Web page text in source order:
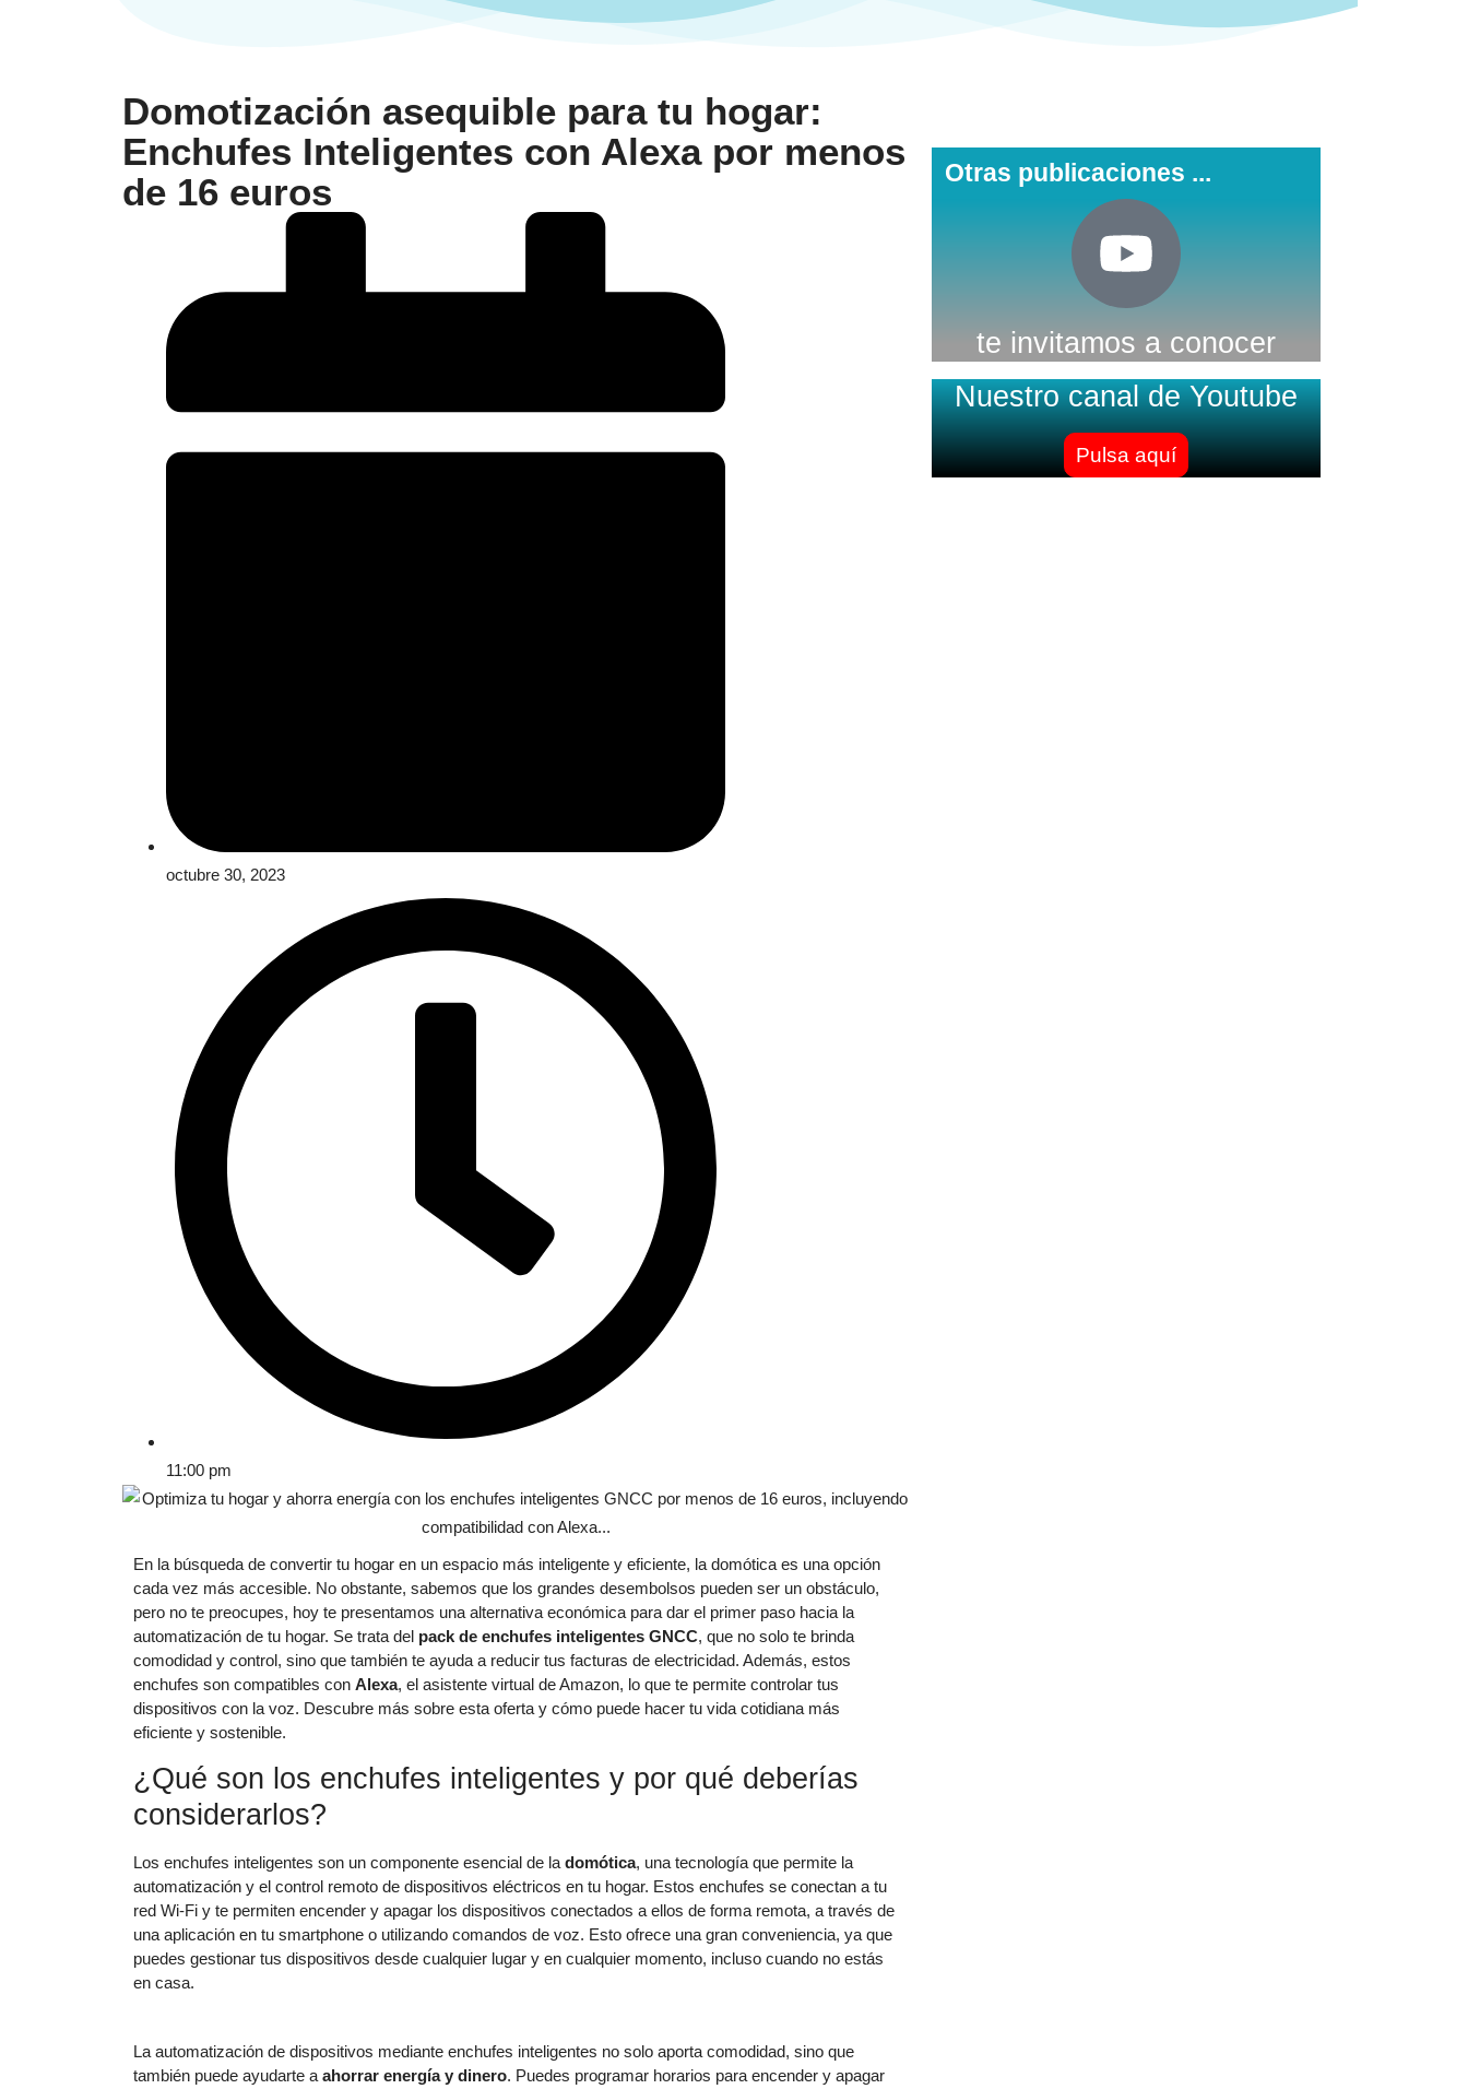
Domotización asequible para tu hogar:
Enchufes Inteligentes con Alexa por menos
de 16 euros
octubre 30, 2023
11:00 pm
En la búsqueda de convertir tu hogar en un espacio más inteligente y eficiente, la domótica es una opción
cada vez más accesible. No obstante, sabemos que los grandes desembolsos pueden ser un obstáculo,
pero no te preocupes, hoy te presentamos una alternativa económica para dar el primer paso hacia la
automatización de tu hogar. Se trata del pack de enchufes inteligentes GNCC, que no solo te brinda
comodidad y control, sino que también te ayuda a reducir tus facturas de electricidad. Además, estos
enchufes son compatibles con Alexa, el asistente virtual de Amazon, lo que te permite controlar tus
dispositivos con la voz. Descubre más sobre esta oferta y cómo puede hacer tu vida cotidiana más
eficiente y sostenible.
¿Qué son los enchufes inteligentes y por qué deberías
considerarlos?
Los enchufes inteligentes son un componente esencial de ladomótica, una tecnología que permite la
automatización y el control remoto de dispositivos eléctricos en tu hogar. Estos enchufes se conectan a tu
red Wi-Fi y te permiten encender y apagar los dispositivos conectados a ellos de forma remota, a través de
una aplicación en tu smartphone o utilizando comandos de voz. Esto ofrece una gran conveniencia, ya que
puedes gestionar tus dispositivos desde cualquier lugar y en cualquier momento, incluso cuando no estás
en casa.
La automatización de dispositivos mediante enchufes inteligentes no solo aporta comodidad, sino que
también puede ayudarte aahorrar energía y dinero. Puedes programar horarios para encender y apagar
Otras publicaciones ...
te invitamos a conocer
Nuestro canal de Youtube
Pulsa aquí